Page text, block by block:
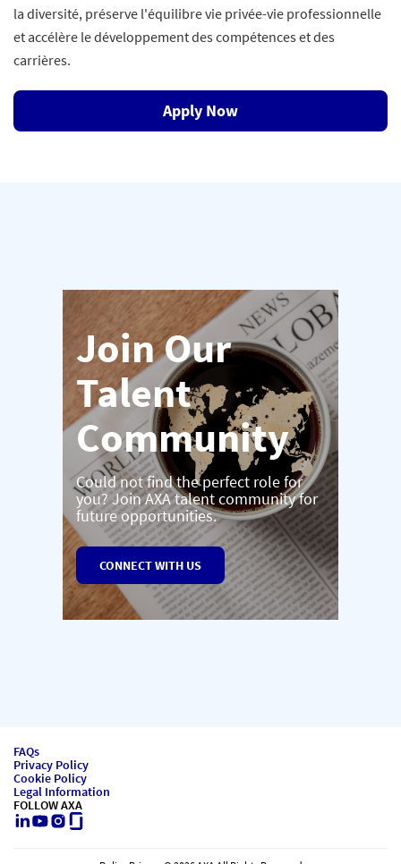
la diversité, préserve l'équilibre vie privée-vie professionnelle
et accélère le développement des compétences et des
carrières.
Apply Now
Join Our
Talent
Community
Could not find the perfect role for
you? Join AXA talent community for
future opportunities.
CONNECT WITH US
FAQs
Privacy Policy
Cookie Policy
Legal Information
FOLLOW AXA
LinkedIn
Youtube
Instagram
Glassdoor